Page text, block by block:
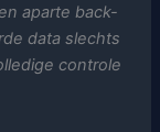
aparte back-
data slechts
controle